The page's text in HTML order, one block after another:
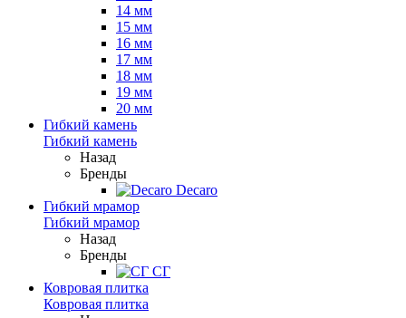
14 мм
15 мм
16 мм
17 мм
18 мм
19 мм
20 мм
Гибкий камень
Гибкий камень
Назад
Бренды
Decaro
Гибкий мрамор
Гибкий мрамор
Назад
Бренды
СГ
Ковровая плитка
Ковровая плитка